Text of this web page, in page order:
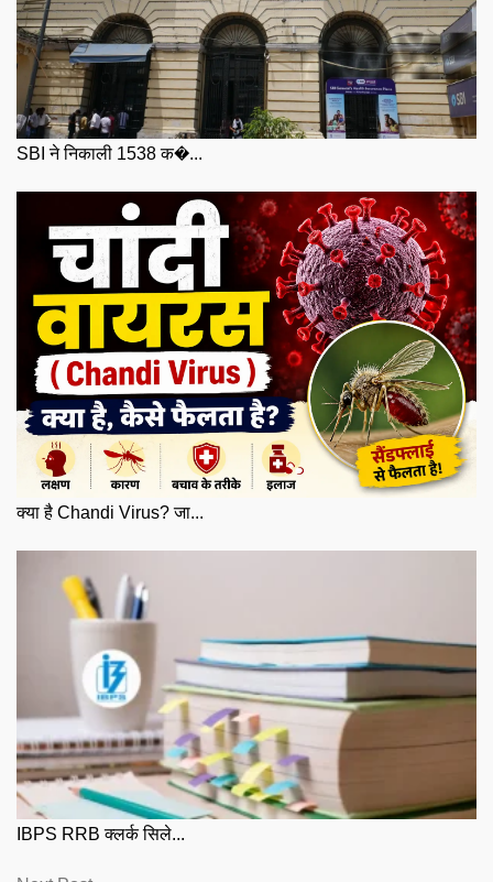
SBI ने निकाली 1538 क�...
क्या है Chandi Virus? जा...
IBPS RRB क्लर्क सिले...